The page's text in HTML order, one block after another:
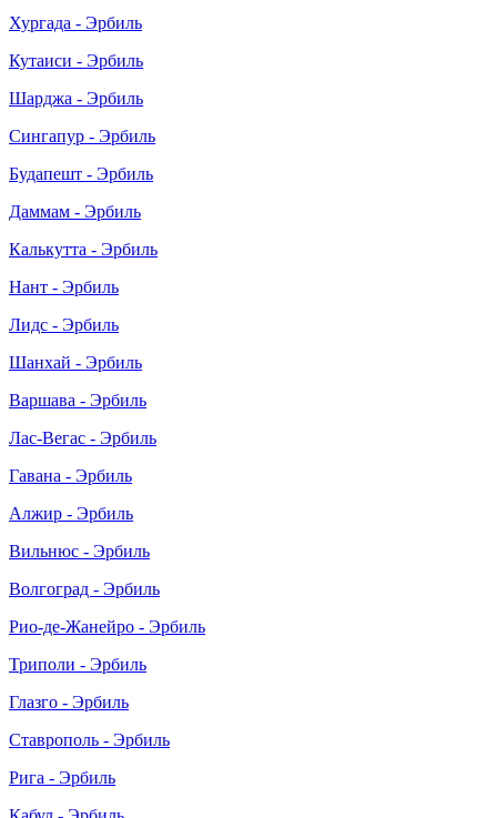
Хургада - Эрбиль
Кутаиси - Эрбиль
Шарджа - Эрбиль
Сингапур - Эрбиль
Будапешт - Эрбиль
Даммам - Эрбиль
Калькутта - Эрбиль
Нант - Эрбиль
Лидс - Эрбиль
Шанхай - Эрбиль
Варшава - Эрбиль
Лас-Вегас - Эрбиль
Гавана - Эрбиль
Алжир - Эрбиль
Вильнюс - Эрбиль
Волгоград - Эрбиль
Рио-де-Жанейро - Эрбиль
Триполи - Эрбиль
Глазго - Эрбиль
Ставрополь - Эрбиль
Рига - Эрбиль